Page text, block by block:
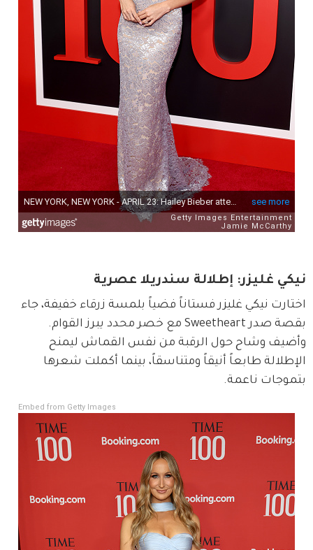
نيكي غليزر: إطلالة سندريلا عصرية
اختارت نيكي غليزر فستاناً فضياً بلمسة زرقاء خفيفة، جاء
بقصة صدر Sweetheart مع خصر محدد يبرز القوام.
وأضيف وشاح حول الرقبة من نفس القماش ليمنح
الإطلالة طابعاً أنيقاً ومتناسقاً، بينما أكملت شعرها
بتموجات ناعمة.
Embed from Getty Images